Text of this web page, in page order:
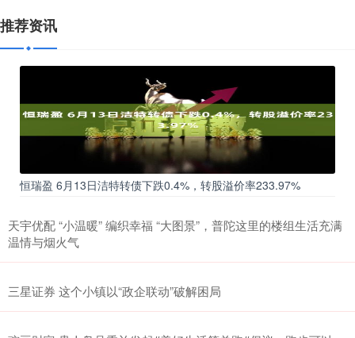
推荐资讯
恒瑞盈 6月13日洁特转债下跌0.4%，转股溢价率233.97%
天宇优配 “小温暖” 编织幸福 “大图景”，普陀这里的楼组生活充满
温情与烟火气
三星证券 这个小镇以“政企联动”破解困局